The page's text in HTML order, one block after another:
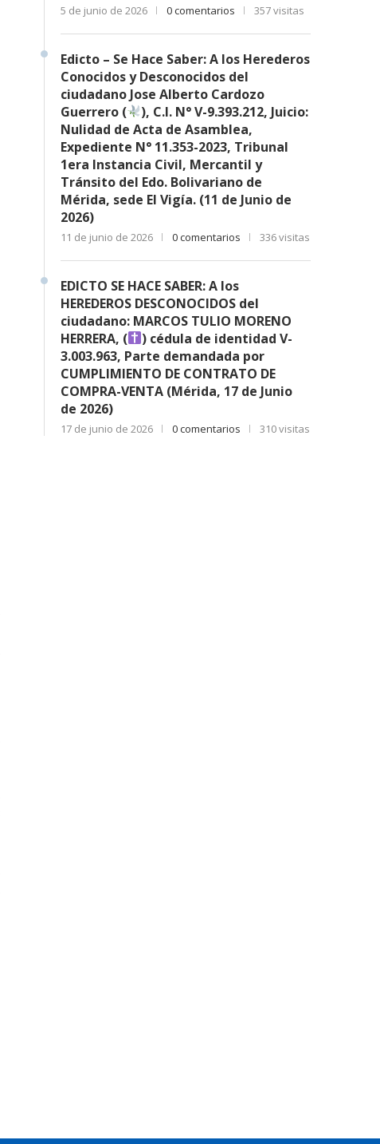
5 de junio de 2026 0 comentarios 357 visitas
Edicto – Se Hace Saber: A los Herederos
Conocidos y Desconocidos del
ciudadano Jose Alberto Cardozo
Guerrero (
), C.I. N° V-9.393.212, Juicio:
Nulidad de Acta de Asamblea,
Expediente N° 11.353-2023, Tribunal
1era Instancia Civil, Mercantil y
Tránsito del Edo. Bolivariano de
Mérida, sede El Vigía. (11 de Junio de
2026)
11 de junio de 2026 0 comentarios 336 visitas
EDICTO SE HACE SABER: A los
HEREDEROS DESCONOCIDOS del
ciudadano: MARCOS TULIO MORENO
HERRERA, (
) cédula de identidad V-
3.003.963, Parte demandada por
CUMPLIMIENTO DE CONTRATO DE
COMPRA-VENTA (Mérida, 17 de Junio
de 2026)
17 de junio de 2026 0 comentarios 310 visitas